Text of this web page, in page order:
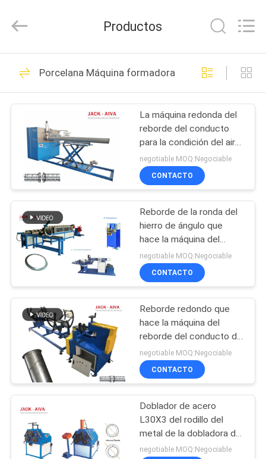
CASA
PRODUCTOS
SOBRE
NOSOTROS
RECORRIDO
POR
CONTROL
CALIDAD
CONTACTA
CON
NOSOTROS
AIVA
MACHINERY
All
Reserved.
Máquinas para el
trabajo de
conductos
14
Máquinas para la
fabricación de
amortiguadores de
aire acondicionado
12
Máquinas para
bridas de conductos
rectangulares
Productos
Porcelana Máquina formadora de bridas redondas
La máquina redonda del
reborde del conducto
para la condición del aire
canaliza la colocación
negotiable MOQ:Negociable
CONTACTO
Reborde de la ronda del
hierro de ángulo que
hace la máquina del
reborde del conducto de
la máquina
negotiable MOQ:Negociable
CONTACTO
Reborde redondo que
hace la máquina del
reborde del conducto de
la máquina
negotiable MOQ:Negociable
CONTACTO
Doblador de acero
L30X3 del rodillo del
metal de la dobladora del
ángulo
negotiable MOQ:Negociable